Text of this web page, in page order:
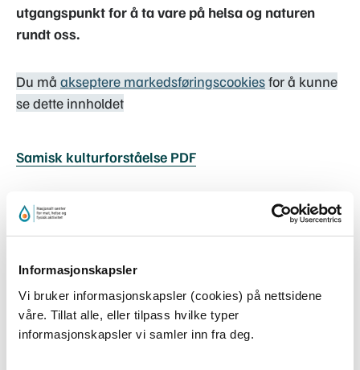
Informasjonskapsler
Vi bruker informasjonskapsler (cookies) på nettsidene
våre. Tillat alle, eller tilpass hvilke typer
informasjonskapsler vi samler inn fra deg.
utgangspunkt for å ta vare på helsa og naturen
rundt oss.
Du må akseptere markedsføringscookiesfor å kunne
se dette innholdet
Samisk kulturforståelse PDF
Program
Kort introduksjon og praktisk informasjon v/
Ingrid L. Djupegot
Samisk matkulturv/ Màret Ravdna Buljo